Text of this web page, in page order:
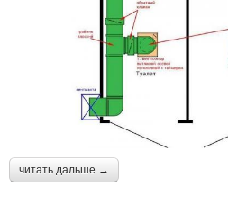
читать дальше →